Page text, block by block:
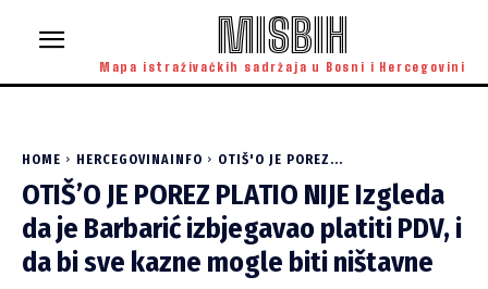
MISBIH
Mapa istraživačkih sadržaja u Bosni i Hercegovini
HOME HERCEGOVINAINFO OTIŠ'O JE POREZ...
OTIŠ’O JE POREZ PLATIO NIJE Izgleda
da je Barbarić izbjegavao platiti PDV, i
da bi sve kazne mogle biti ništavne